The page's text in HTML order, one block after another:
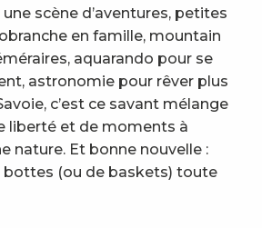
scène d’aventures, petites
en famille, mountain
aquarando pour se
astronomie pour rêver plus
c’est ce savant mélange
liberté et de moments à
nature. Et bonne nouvelle :
bottes (ou de baskets) toute